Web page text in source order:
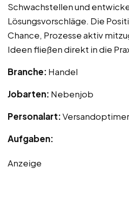
Schwachstellen und
Lösungsvorschläge. Die
Chance, Prozesse aktiv
Ideen fließen direkt in die
Branche: Handel
Jobarten: Nebenjob
Personalart:
Aufgaben:
Anzeige